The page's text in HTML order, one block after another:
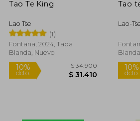
Tao Te King
Lao Tse
(1)
Fontana, 2024, Tapa
Blanda, Nuevo
Tao
Lao-